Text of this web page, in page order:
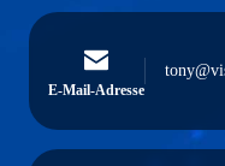
E-Mail-Adresse